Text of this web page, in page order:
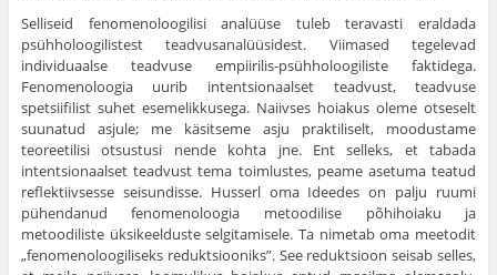
Selliseid fenomenoloogilisi analüüse tuleb teravasti eraldada
psühholoogilistest teadvusanalüüsidest. Viimased tegelevad
individu­aalse teadvuse empiirilis-psühholoogiliste faktidega.
Fenomenoloogia uurib intentsionaalset teadvust, teadvuse
spetsiifilist suhet esemelik­kusega. Naiivses hoiakus oleme otseselt
suunatud asjule; me käsitseme asju praktiliselt, moodustame
teoreetilisi otsustusi nende kohta jne. Ent selleks, et tabada
intentsionaalset teadvust tema toimlustes, peame asetuma teatud
reflektiivsesse seisundisse. Hus­serl oma Ideedes on palju ruumi
pühendanud fenomenoloogia metoo­dilise põhihoiaku ja
metoodiliste üksikeelduste selgitamisele. Ta nimetab oma meetodit
„fenomenoloogiliseks reduktsiooniks”. See reduktsioon seisab selles,